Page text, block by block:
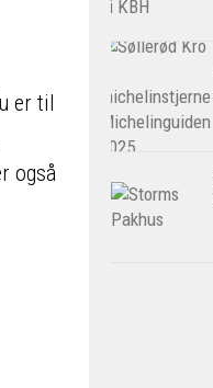
er til
også